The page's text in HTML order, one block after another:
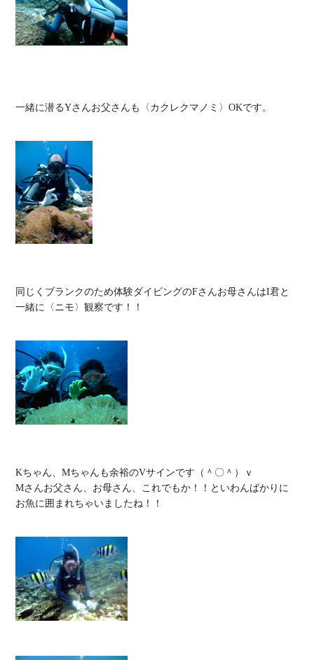
一緒に潜るYさんお父さんも〈カクレクマノミ〉OKです。
同じくブランクのため体験ダイビングのFさんお母さんはI君と
一緒に〈ニモ〉観察です！！
Kちゃん、Mちゃんも余裕のVサインです（＾〇＾）ｖ
Mさんお父さん、お母さん、これでもか！！といわんばかりに
お魚に囲まれちゃいましたね！！